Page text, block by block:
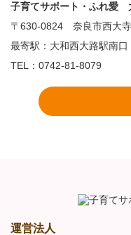
子育てサポート・ふれ愛
〒630-0824 奈良市西大
最寄駅：大和西大路駅南
TEL：0742-81-8079
運営法人